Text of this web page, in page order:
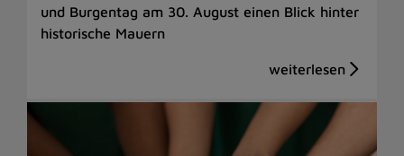
und Burgentag am 30. August einen Blick hinter
historische Mauern